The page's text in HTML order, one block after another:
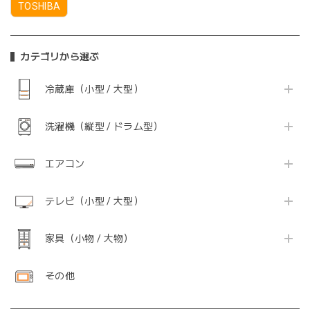
TOSHIBA
カテゴリから選ぶ
冷蔵庫（小型 / 大型）
洗濯機（縦型 / ドラム型）
エアコン
テレビ（小型 / 大型）
家具（小物 / 大物）
その他